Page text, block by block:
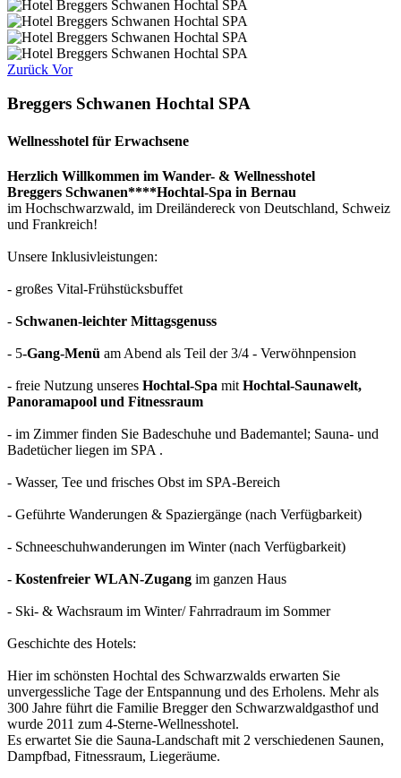
Zurück Vor
Breggers Schwanen Hochtal SPA
Wellnesshotel für Erwachsene
Herzlich Willkommen im Wander- & Wellnesshotel
Breggers Schwanen****Hochtal-Spa in Bernau
im Hochschwarzwald, im Dreiländereck von Deutschland, Schweiz
und Frankreich!
Unsere Inklusivleistungen:
- großes Vital-Frühstücksbuffet
- Schwanen-leichter Mittagsgenuss
- 5-Gang-Menü am Abend als Teil der 3/4 - Verwöhnpension
- freie Nutzung unseres Hochtal-Spa mit Hochtal-Saunawelt,
Panoramapool und Fitnessraum
- im Zimmer finden Sie Badeschuhe und Bademantel; Sauna- und
Badetücher liegen im SPA .
- Wasser, Tee und frisches Obst im SPA-Bereich
- Geführte Wanderungen & Spaziergänge (nach Verfügbarkeit)
- Schneeschuhwanderungen im Winter (nach Verfügbarkeit)
- Kostenfreier WLAN-Zugang im ganzen Haus
- Ski- & Wachsraum im Winter/ Fahrradraum im Sommer
Geschichte des Hotels:
Hier im schönsten Hochtal des Schwarzwalds erwarten Sie
unvergessliche Tage der Entspannung und des Erholens. Mehr als
300 Jahre führt die Familie Bregger den Schwarzwaldgasthof und
wurde 2011 zum 4-Sterne-Wellnesshotel.
Es erwartet Sie die Sauna-Landschaft mit 2 verschiedenen Saunen,
Dampfbad, Fitnessraum, Liegeräume.